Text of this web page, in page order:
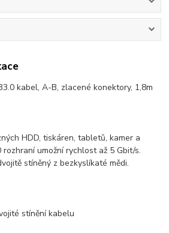
kabel, A-B, zlacené konektory, 1,8m
HDD, tiskáren, tabletů, kamer a
umožní rychlost až 5 Gbit/s.
stíněný z bezkyslíkaté mědi.
stínění kabelu